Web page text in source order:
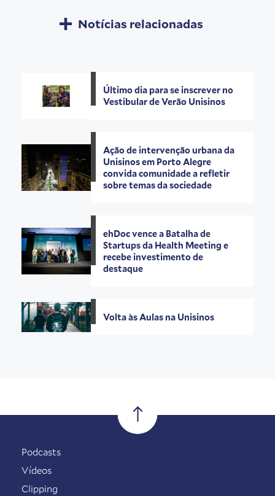
Notícias relacionadas
Último dia para se inscrever no
Vestibular de Verão Unisinos
Ação de intervenção urbana da
Unisinos em Porto Alegre
convida comunidade a refletir
sobre temas da sociedade
ehDoc vence a Batalha de
Startups da Health Meeting e
recebe investimento de
destaque
Volta às Aulas na Unisinos
Podcasts
Vídeos
Clipping